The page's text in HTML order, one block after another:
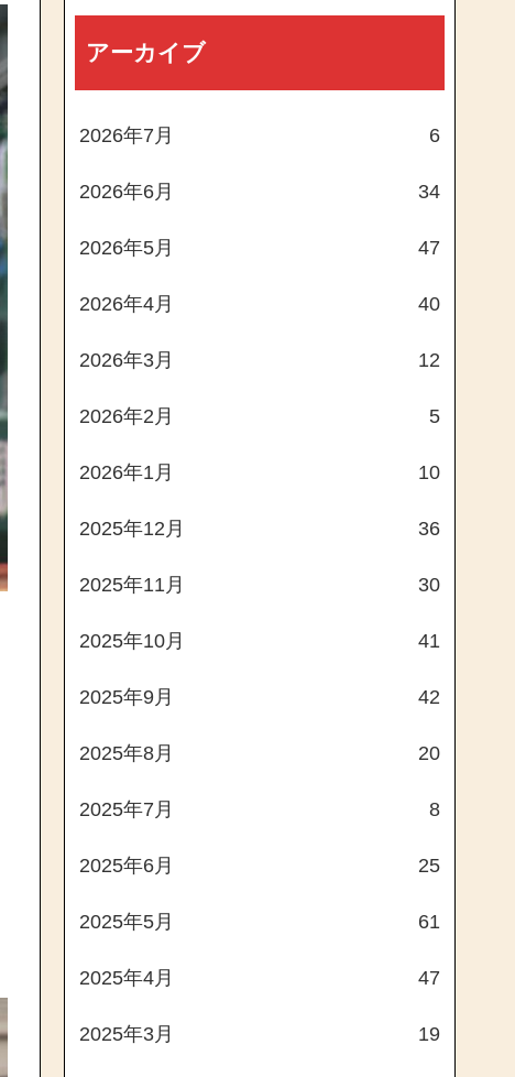
アーカイブ
2026年7月 6
2026年6月 34
2026年5月 47
2026年4月 40
2026年3月 12
2026年2月 5
2026年1月 10
2025年12月 36
2025年11月 30
2025年10月 41
2025年9月 42
2025年8月 20
2025年7月 8
2025年6月 25
2025年5月 61
2025年4月 47
2025年3月 19